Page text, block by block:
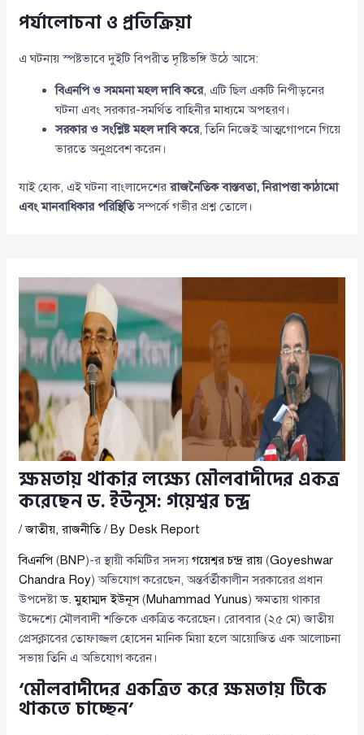
পর্যালোচনা ও প্রতিক্রিয়া
এ ঘটনায় স্পষ্টভাবে দুইটি বিপরীত দৃষ্টিভঙ্গি উঠে আসে:
বিএনপি ও সমমনা মহল দাবি করে, এটি ছিল একটি নিপীড়নের
ঘটনা এবং সরকার-সমর্থিত বাহিনীর মাধ্যমে অপহরণ।
সরকার ও সংশ্লিষ্ট মহল দাবি করে, তিনি নিজেই আত্মগোপনে গিয়ে
ভারতে অনুপ্রবেশ করেন।
যাই হোক, এই ঘটনা বাংলাদেশেররাজনৈতিক বাস্তবতা, নিরাপত্তা কাঠামো
এবং মানবাধিকার পরিস্থিতিসম্পর্কে গভীর প্রশ্ন তোলে।
ক্ষমতায় থাকার লক্ষ্যে মৌলবাদীদের একত্র
করেছেন ড. ইউনূস: গয়েশ্বর চন্দ্র
/জাতীয়,রাজনীতি/ By Desk Report
বিএনপি (BNP)-র স্থায়ী কমিটির সদস্যগয়েশ্বর চন্দ্র রায় (Goyeshwar
Chandra Roy) অভিযোগ করেছেন, অন্তর্বর্তীকালীন সরকারের প্রধান
উপদেষ্টাড. মুহাম্মদ ইউনূস(Muhammad Yunus) ক্ষমতায় থাকার
উদ্দেশ্যে মৌলবাদী শক্তিকে একত্রিত করেছেন। রোববার (২৫ মে) জাতীয়
প্রেসক্লাবের তোফাজ্জল হোসেন মানিক মিয়া হলে আয়োজিত এক আলোচনা
সভায় তিনি এ অভিযোগ করেন।
‘মৌলবাদীদের একত্রিত করে ক্ষমতায় টিকে
থাকতে চাচ্ছেন’